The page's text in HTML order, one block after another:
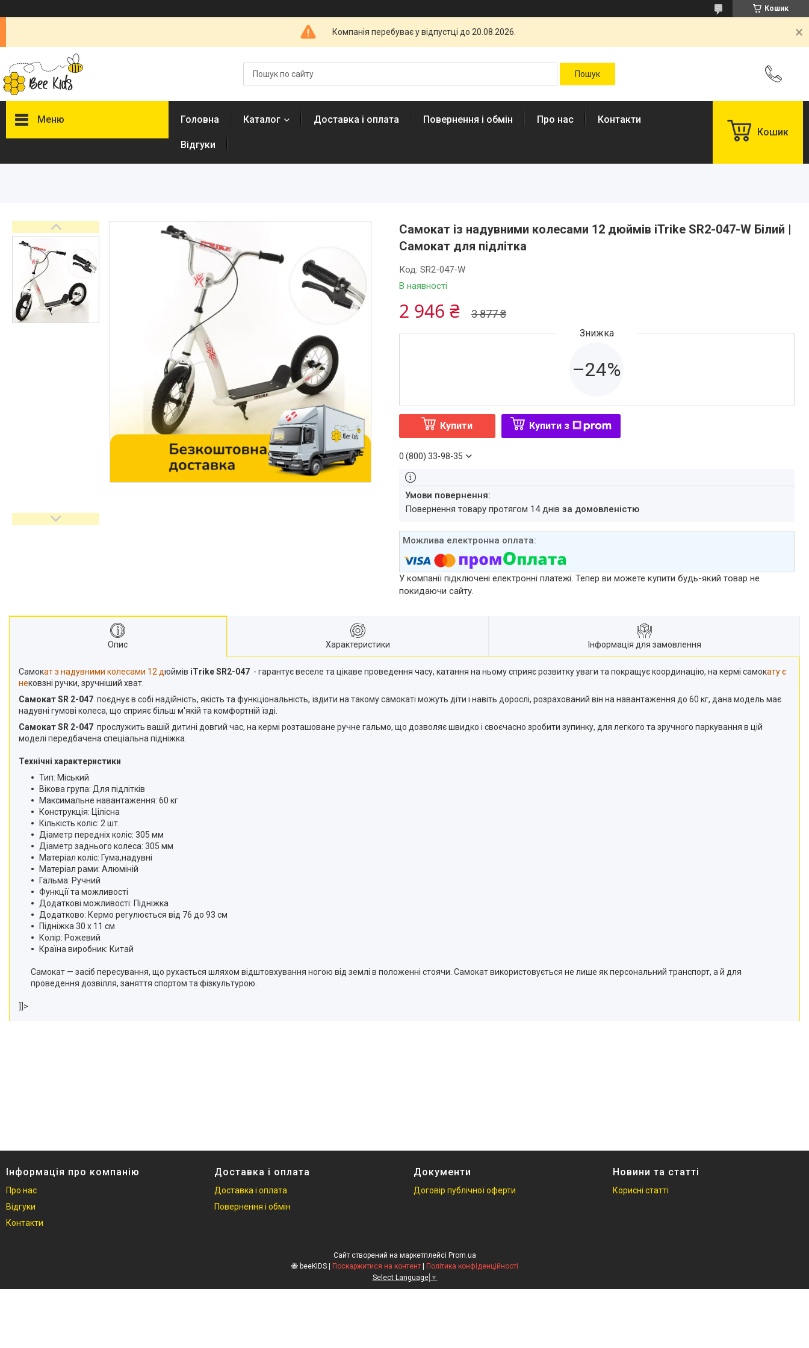
Кошик
Компанія перебуває у відпустці до 20.08.2026.
Меню
Документи
Відгуки
Контакти
Головна Каталог Доставка і оплата Повернення і обмін Про нас Контакти
Відгуки
Кошик
Самокат із надувними колесами 12 дюймів iTrike SR2-047-W Білий |
Самокат для підлітка
В наявності
Код: SR2-047-W
3 877 ₴
2 946 ₴
–24%
Купити Купити з
0 (800) 33-98-35
повернення товару протягом 14 днів за домовленістю
У компанії підключені електронні платежі. Тепер ви можете купити будь-який товар не
покидаючи сайту.
Опис Характеристики Інформація для замовлення
Самокат з надувними колесами 12 дюймів iTrike SR2-047 - гарантує веселе та цікаве проведення часу, катання на ньому сприяє розвитку уваги та покращує координацію, на кермі самокату є
нековзні ручки, зручніший хват.
Самокат SR 2-047 поєднує в собі надійність, якість та функціональність, їздити на такому самокаті можуть діти і навіть дорослі, розрахований він на навантаження до 60 кг, дана модель має
надувні гумові колеса, що сприяє більш м'якій та комфортній їзді.
Самокат SR 2-047 прослужить вашій дитині довгий час, на кермі розташоване ручне гальмо, що дозволяє швидко і своєчасно зробити зупинку, для легкого та зручного паркування в цій
моделі передбачена спеціальна підніжка.
Технічні характеристики
Тип: Міський
Вікова група: Для підлітків
Максимальне навантаження: 60 кг
Конструкція: Цілісна
Кількість коліс: 2 шт.
Діаметр передніх коліс: 305 мм
Діаметр заднього колеса: 305 мм
Матеріал коліс: Гума,надувні
Матеріал рами: Алюміній
Гальма: Ручний
Функції та можливості
Додаткові можливості: Підніжка
Додатково: Кермо регулюється від 76 до 93 см
Підніжка 30 х 11 см
Колір: Рожевий
Країна виробник: Китай
Самокат — засіб пересування, що рухається шляхом відштовхування ногою від землі в положенні стоячи. Самокат використовується не лише як персональний транспорт, а й для
проведення дозвілля, заняття спортом та фізкультурою.
]]>
Інформація про компанію
Про нас
Відгуки
Контакти
Доставка і оплата
Доставка і оплата
Повернення і обмін
Документи
Договір публічної оферти
Новини та статті
Корисні статті
Сайт створений на маркетплейсі Prom.ua
Поскаржитися на контент
Політика конфіденційності
Select Language ▼